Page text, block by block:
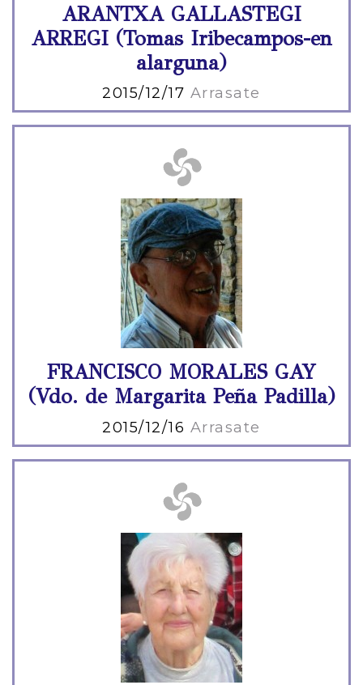
ARANTXA GALLASTEGI
ARREGI (Tomas Iribecampos-en
alarguna)
2015/12/17 Arrasate
FRANCISCO MORALES GAY
(Vdo. de Margarita Peña Padilla)
2015/12/16 Arrasate